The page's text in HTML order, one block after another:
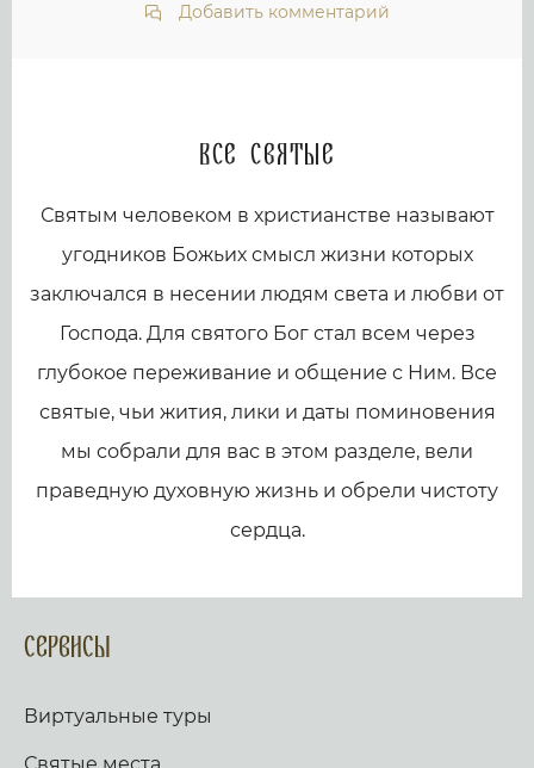
Добавить комментарий
Все святые
Святым человеком в христианстве называют
угодников Божьих смысл жизни которых
заключался в несении людям света и любви от
Господа. Для святого Бог стал всем через
глубокое переживание и общение с Ним. Все
святые, чьи жития, лики и даты поминовения
мы собрали для вас в этом разделе, вели
праведную духовную жизнь и обрели чистоту
сердца.
Сервисы
Виртуальные туры